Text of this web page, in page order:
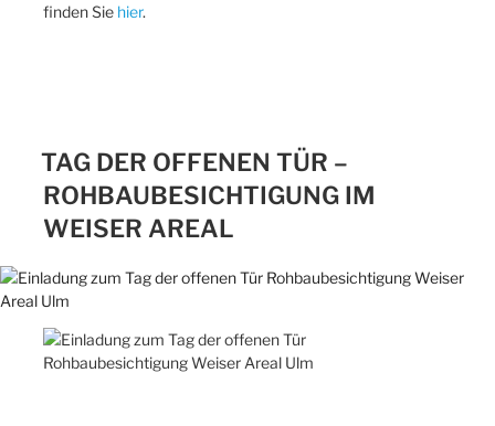
finden Sie hier.
TAG DER OFFENEN TÜR –
ROHBAUBESICHTIGUNG IM
WEISER AREAL